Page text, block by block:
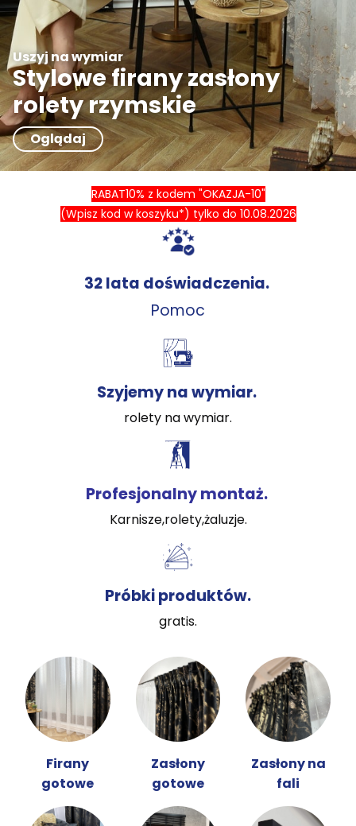
Uszyj na wymiar
Stylowe firany zasłony
rolety rzymskie
Oglądaj
RABAT10% z kodem "OKAZJA-10"
(Wpisz kod w koszyku*) tylko do 10.08.2026
32 lata doświadczenia.
Pomoc
Szyjemy na wymiar.
rolety na wymiar.
Profesjonalny montaż.
Karnisze,rolety,żaluzje.
Próbki produktów.
gratis.
Firany
gotowe
Zasłony
gotowe
Zasłony na
fali